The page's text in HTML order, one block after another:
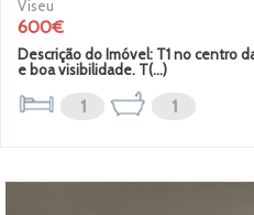
Viseu
600€
Descrição do Imóvel: T1 no centro
e boa visibilidade. T(...)
1 1